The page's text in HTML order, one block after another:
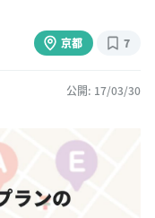
京都 7
公開: 17/03/30